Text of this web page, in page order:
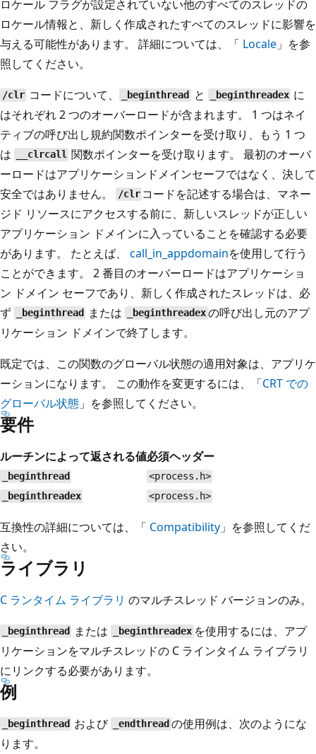
ロケール フラグが設定されていない他のすべてのスレッドの
ロケール情報と、新しく作成されたすべてのスレッドに影響を
与える可能性があります。 詳細については、「 Locale 」を参
照してください。
/clr コードについて、 _beginthread と _beginthreadex に
はそれぞれ 2 つのオーバーロードが含まれます。 1 つはネイ
ティブの呼び出し規約関数ポインターを受け取り、もう 1 つ
は
__clrcall 関数ポインターを受け取ります。 最初のオーバ
ーロードはアプリケーションドメインセーフではなく、決して
安全ではありません。
/clr コードを記述する場合は、マネー
ジド リソースにアクセスする前に、新しいスレッドが正しい
アプリケーション ドメインに入っていることを確認する必要
があります。 たとえば、 call_in_appdomainを使用して行う
ことができます。 2 番目のオーバーロードはアプリケーショ
ン ドメイン セーフであり、新しく作成されたスレッドは、必
ず
_beginthread または _beginthreadexの呼び出し元のアプ
リケーション ドメインで終了します。
既定では、この関数のグローバル状態の適用対象は、アプリケ
ーションになります。 この動作を変更するには、「CRT での
グローバル状態 」を参照してください。
要件
ルーチンによって返される値必須ヘッダー
_beginthread
<process.h>
_beginthreadex
<process.h>
互換性の詳細については、「 Compatibility 」を参照してくだ
さい。
ライブラリ
C ランタイム ライブラリ のマルチスレッド バージョンのみ。
_beginthread または _beginthreadex を使用するには、アプ
リケーションをマルチスレッドの C ラインタイム ライブラリ
にリンクする必要があります。
例
_beginthread および _endthread の使用例は、次のようにな
ります。